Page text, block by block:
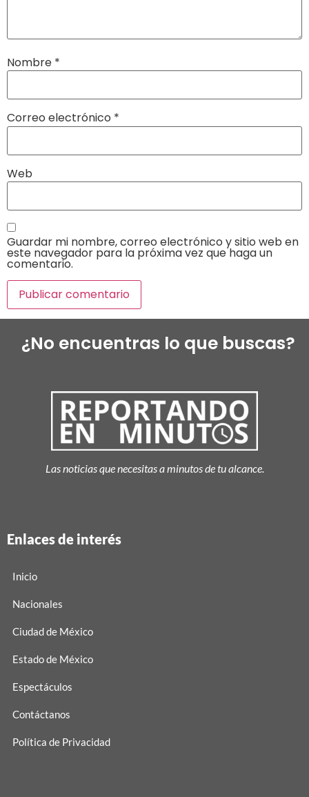
Nombre *
Correo electrónico *
Web
Guardar mi nombre, correo electrónico y sitio web en
este navegador para la próxima vez que haga un
comentario.
¿No encuentras lo que buscas?
Las noticias que necesitas a minutos de tu alcance.
Enlaces de interés
Inicio
Nacionales
Ciudad de México
Estado de México
Espectáculos
Contáctanos
Política de Privacidad